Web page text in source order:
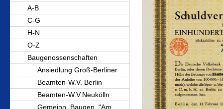
A-B
C-G
H-N
O-Z
Baugenossenschaften
Ansiedlung Groß-Berliner
Beamten-W.V. Berlin
Beamten-W.V.Neukölln
Gemeinn. Baugen. "Am